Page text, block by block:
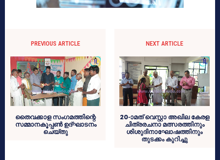
PREVIOUS ARTICLE
തൈവക്കാള സംഗമത്തിന്റെ
സമ്മാനകൂപ്പണ്‍ ഉദ്ഘാടനം
ചെയ്തു
NEXT ARTICLE
20-ാമത് വെസ്റ്റാ അഖില കേരള
ചിത്രരചനാ മത്സരത്തിനും
ശിശുദിനാഘോഷത്തിനും
തുടക്കം കുറിച്ചു